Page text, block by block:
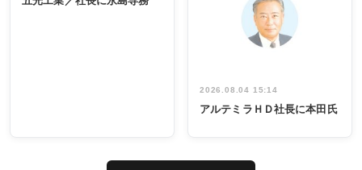
出席
2026.08.04 15:14
アルテミラＨＤ社長に本田氏